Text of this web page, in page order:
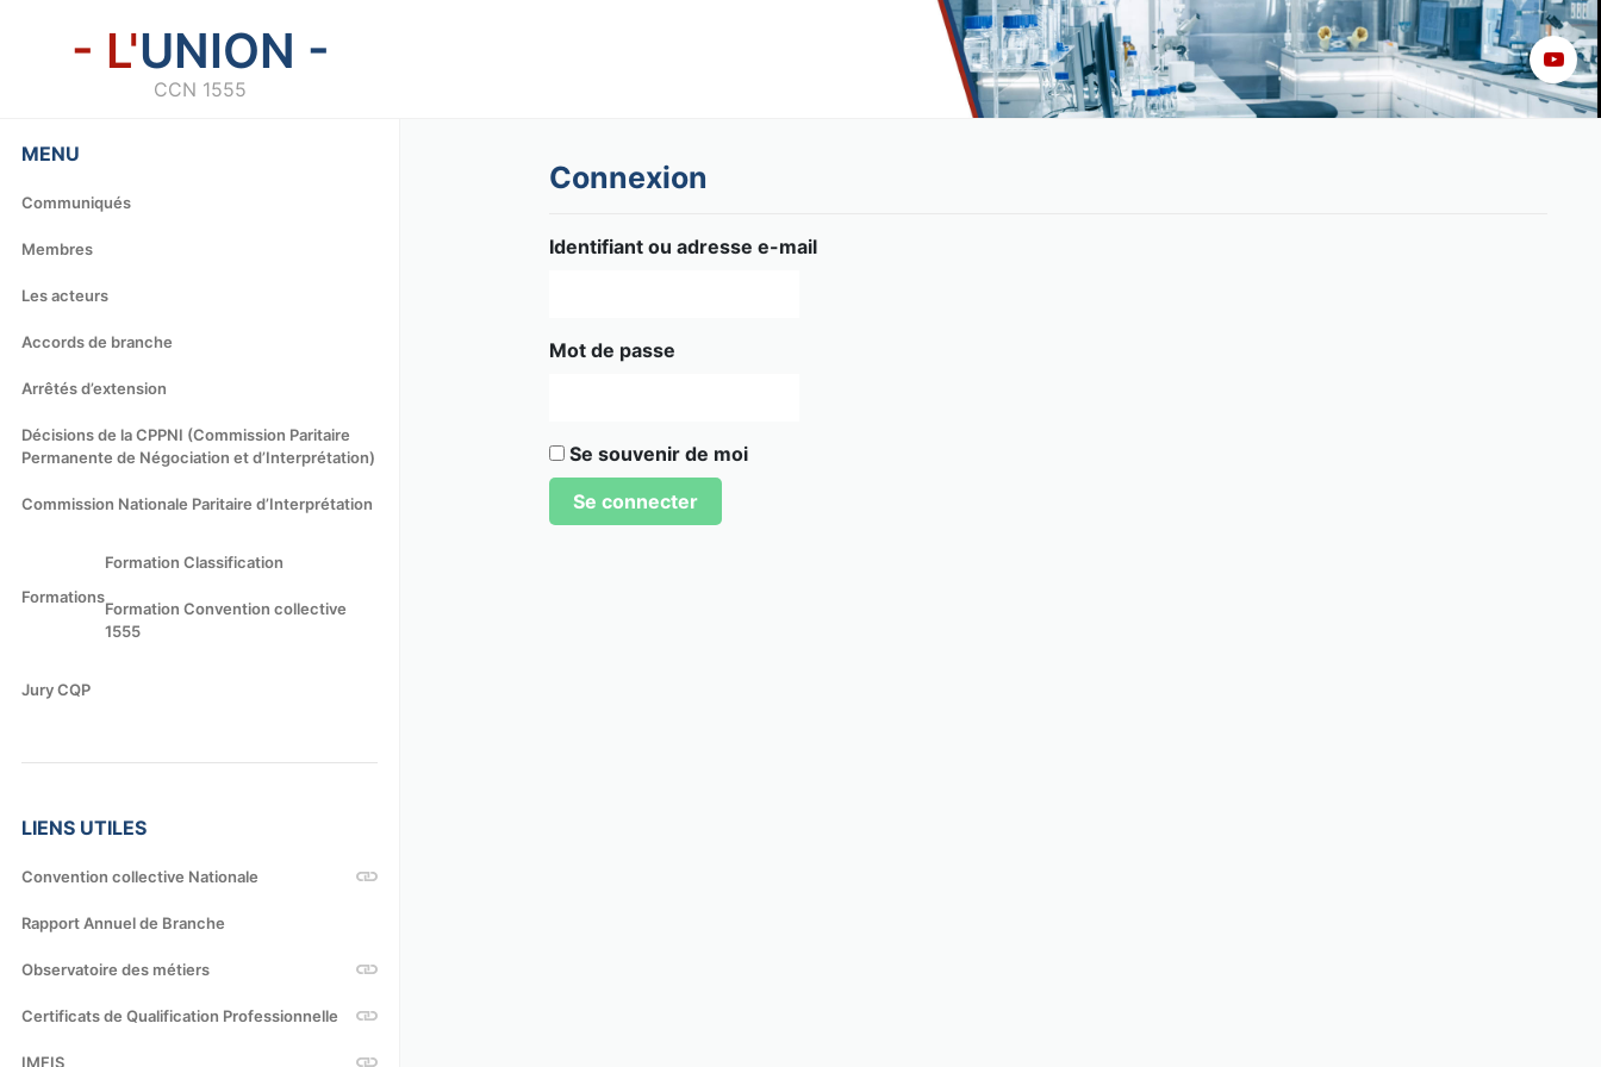
- L'UNION -
CCN 1555
MENU
Communiqués
Membres
Les acteurs
Accords de branche
Arrêtés d’extension
Décisions de la CPPNI (Commission Paritaire
Permanente de Négociation et d’Interprétation)
Commission Nationale Paritaire d’Interprétation
Formations
Formation Classification
Formation Convention collective
1555
Jury CQP
LIENS UTILES
Convention collective Nationale
Rapport Annuel de Branche
Observatoire des métiers
Certificats de Qualification Professionnelle
IMFIS
Connexion
Identifiant ou adresse e-mail
Mot de passe
Se souvenir de moi